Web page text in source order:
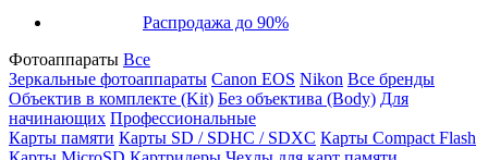
Распродажа до 90%
Фотоаппараты Все
Зеркальные фотоаппараты Canon EOS Nikon Все бренды
Объектив в комплекте (Kit) Без объектива (Body) Для
начинающих Профессиональные
Карты памяти Карты SD / SDHC / SDXC Карты Compact Flash